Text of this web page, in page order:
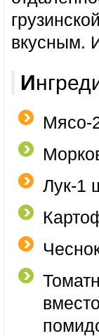
вкусным.
Мясо-
Лук-1